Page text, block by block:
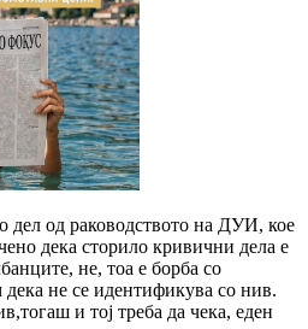
дел од раководството на ДУИ, кое
дека сторило кривични дела е
не, тоа е борба со
не се идентификува со нив.
и тој треба да чека, еден